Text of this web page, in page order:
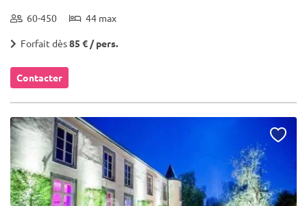
60-450 44 max
Forfait dès85 € / pers.
Contacter